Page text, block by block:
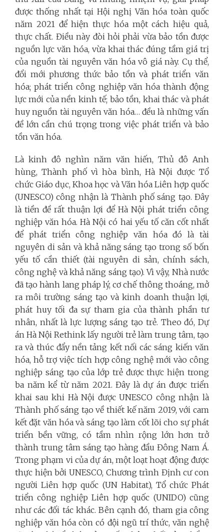
được thống nhất tại Hội nghị Văn hóa toàn quốc
năm 2021 để hiện thực hóa một cách hiệu quả,
thực chất. Điều này đòi hỏi phải vừa bảo tồn được
nguồn lực văn hóa, vừa khai thác đúng tầm giá trị
của nguồn tài nguyên văn hóa vô giá này. Cụ thể,
đổi mới phương thức bảo tồn và phát triển văn
hóa; phát triển công nghiệp văn hóa thành động
lực mới của nền kinh tế; bảo tồn, khai thác và phát
huy nguồn tài nguyên văn hóa… đều là những vấn
đề lớn cần chú trọng trong việc phát triển và bảo
tồn văn hóa.
Là kinh đô nghìn năm văn hiến, Thủ đô Anh
hùng, Thành phố vì hòa bình, Hà Nội được Tổ
chức Giáo dục, Khoa học và Văn hóa Liên hợp quốc
(UNESCO) công nhận là Thành phố sáng tạo. Đây
là tiền đề rất thuận lợi để Hà Nội phát triển công
nghiệp văn hóa. Hà Nội có hai yếu tố căn cốt nhất
để phát triển công nghiệp văn hóa đó là tài
nguyên di sản và khả năng sáng tạo trong số bốn
yếu tố cần thiết (tài nguyên di sản, chính sách,
công nghệ và khả năng sáng tạo). Vì vậy, Nhà nước
đã tạo hành lang pháp lý, cơ chế thông thoáng, mở
ra môi trường sáng tạo và kinh doanh thuận lợi,
phát huy tối đa sự tham gia của thành phần tư
nhân, nhất là lực lượng sáng tạo trẻ. Theo đó, Dự
án Hà Nội Rethink lấy người trẻ làm trung tâm, tạo
ra và thúc đẩy nền tảng kết nối các sáng kiến văn
hóa, hỗ trợ việc tích hợp công nghệ mới vào công
nghiệp sáng tạo của lớp trẻ được thực hiện trong
ba năm kể từ năm 2021. Đây là dự án được triển
khai sau khi Hà Nội được UNESCO công nhận là
Thành phố sáng tạo về thiết kế năm 2019, với cam
kết đặt văn hóa và sáng tạo làm cốt lõi cho sự phát
triển bền vững, có tầm nhìn rộng lớn hơn trở
thành trung tâm sáng tạo hàng đầu Đông Nam Á.
Trong phạm vi của dự án, một loạt hoạt động được
thực hiện bởi UNESCO, Chương trình Định cư con
người Liên hợp quốc (UN Habitat), Tổ chức Phát
triển công nghiệp Liên hợp quốc (UNIDO) cũng
như các đối tác khác. Bên cạnh đó, tham gia công
nghiệp văn hóa còn có đội ngũ trí thức, văn nghệ